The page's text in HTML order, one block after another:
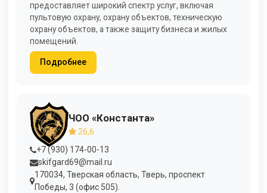
предоставляет широкий спектр услуг, включая
пультовую охрану, охрану объектов, техническую
охрану объектов, а также защиту бизнеса и жилых
помещений.
Подробнее
ЧОО «Константа»
26,6
+7 (930) 174-00-13
skifgard69@mail.ru
170034, Тверская область, Тверь, проспект
Победы, 3 (офис 505).